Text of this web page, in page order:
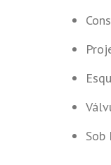
Sob